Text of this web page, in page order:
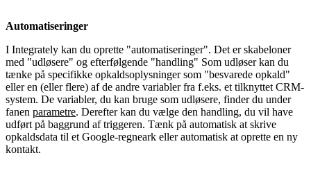
Automatiseringer
I Integrately kan du oprette "automatiseringer". Det er skabeloner
med "udløsere" og efterfølgende "handling" Som udløser kan du
tænke på specifikke opkaldsoplysninger som "besvarede opkald"
eller en (eller flere) af de andre variabler fra f.eks. et tilknyttet CRM-
system. De variabler, du kan bruge som udløsere, finder du under
fanen parametre. Derefter kan du vælge den handling, du vil have
udført på baggrund af triggeren. Tænk på automatisk at skrive
opkaldsdata til et Google-regneark eller automatisk at oprette en ny
kontakt.